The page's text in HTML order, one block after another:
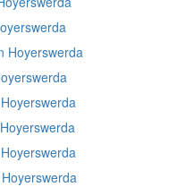
Hoyerswerda